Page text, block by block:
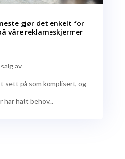
gjør det enkelt for
våre reklameskjermer
av
sett på som komplisert, og
har hatt behov...